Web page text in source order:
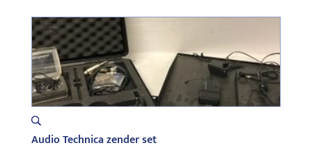
Audio Technica zender set